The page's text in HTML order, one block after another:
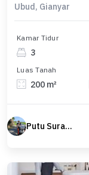
Ubud, Gianyar
Kamar Tidur
3
Luas Tanah
200 m²
Putu Suratama (wayanjaka)